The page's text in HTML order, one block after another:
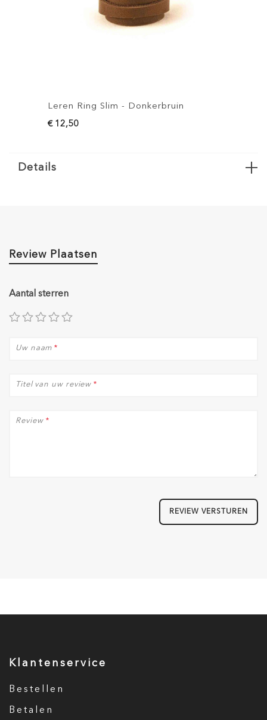
Leren Ring Slim - Donkerbruin
Details
Review Plaatsen
Aantal sterren
*
Uw naam
*
Titel van uw review
*
Review
REVIEW VERSTUREN
Klantenservice
Bestellen
Betalen